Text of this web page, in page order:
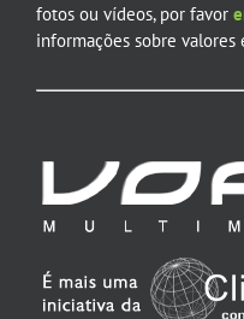
fotos ou vídeos, por favor
informações sobre